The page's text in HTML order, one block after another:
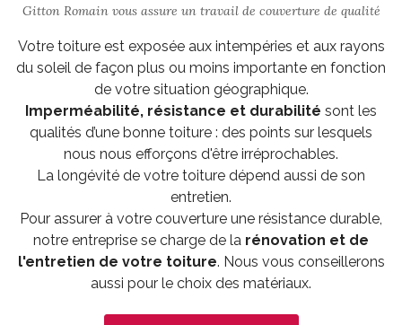
Gitton Romain vous assure un travail de couverture de qualité
Votre toiture est exposée aux intempéries et aux rayons
du soleil de façon plus ou moins importante en fonction
de votre situation géographique.
Imperméabilité, résistance et durabilité sont les
qualités d’une bonne toiture : des points sur lesquels
nous nous efforçons d'être irréprochables.
La longévité de votre toiture dépend aussi de son
entretien.
Pour assurer à votre couverture une résistance durable,
notre entreprise se charge de la rénovation et de
l'entretien de votre toiture. Nous vous conseillerons
aussi pour le choix des matériaux.